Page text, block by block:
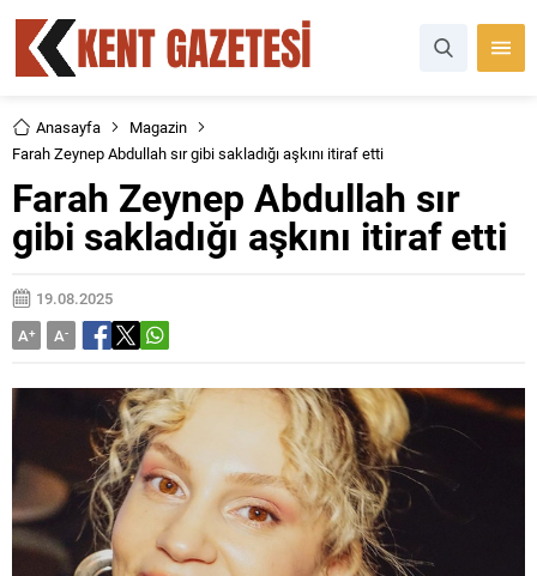
Anasayfa
Magazin
Farah Zeynep Abdullah sır gibi sakladığı aşkını itiraf etti
Farah Zeynep Abdullah sır
gibi sakladığı aşkını itiraf etti
19.08.2025
A+ A-